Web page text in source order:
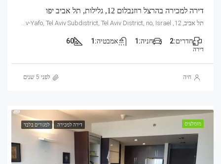
דירה למכירה בהרצל רוזנבלום 12, גלילות, תל אביב יפו
תל אביב, 12, Herzl Rosenblum, Tel Aviv, Glilot, Tel Aviv-Yafo, Tel Aviv Subdistrict, Tel Aviv District, no, Israel
חדרים:2 חניה: 1 אמבטיה: 1
60
דירה
חיה לפני 5 שנים
מומלצים דירה למכירה למגורים בלבד